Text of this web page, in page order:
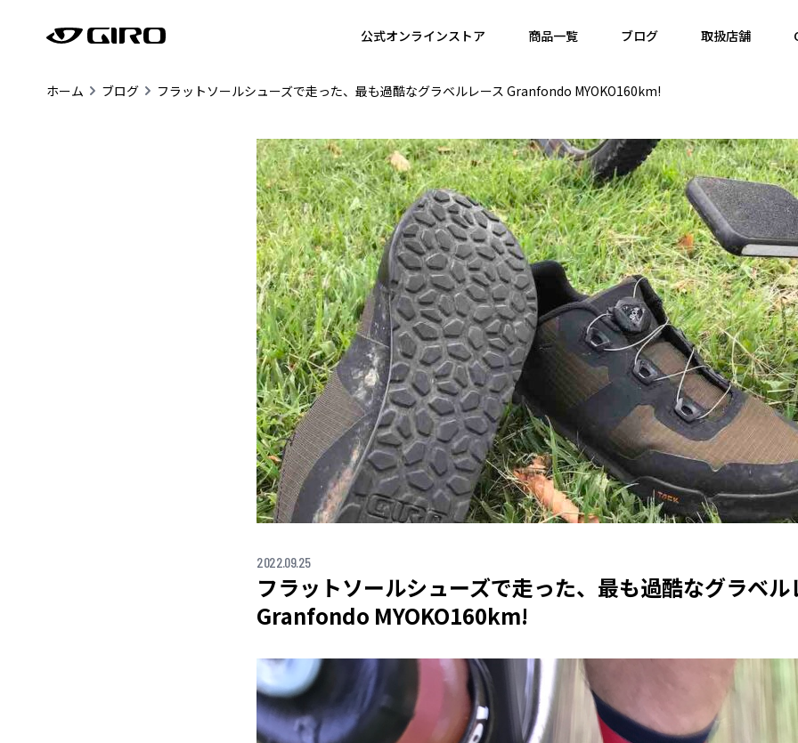
公式オンラインストア 商品一覧 ブログ 取扱店舗
ホーム ブログ フラットソールシューズで走った、最も過酷なグラベルレース Granfondo MYOKO160km!
2022.09.25
フラットソールシューズで走った、最も過酷なグラベル
Granfondo MYOKO160km!